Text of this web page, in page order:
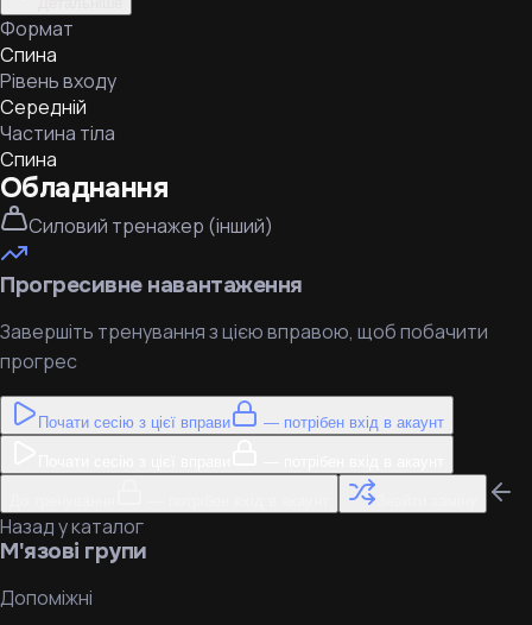
Формат
Спина
Рівень входу
Середній
Частина тіла
Спина
Обладнання
Силовий тренажер (інший)
Прогресивне навантаження
Завершіть тренування з цією вправою, щоб побачити
прогрес
Почати сесію з цієї вправи — потрібен вхід в акаунт
Назад у каталог
М'язові групи
Допоміжні